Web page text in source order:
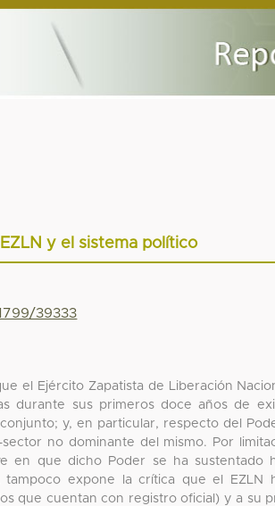
EZLN y el sistema político
39333
el Ejército Zapatista de Liberación
durante sus primeros doce años de
y, en particular, respecto del
no dominante del mismo. Por
en que dicho Poder se ha sustentado
tampoco expone la crítica que el EZLN
que cuentan con registro oficial) y a su